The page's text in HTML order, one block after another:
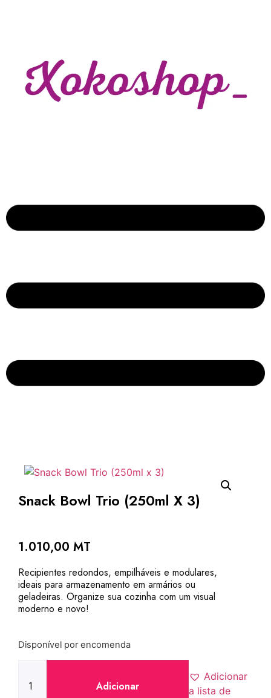
Snack Bowl Trio (250ml X 3)
1.010,00 MT
Recipientes redondos, empilháveis ​​e modulares,
ideais para armazenamento em armários ou
geladeiras. Organize sua cozinha com um visual
moderno e novo!
Disponível por encomenda
Adicionar
Adicionar
a lista de